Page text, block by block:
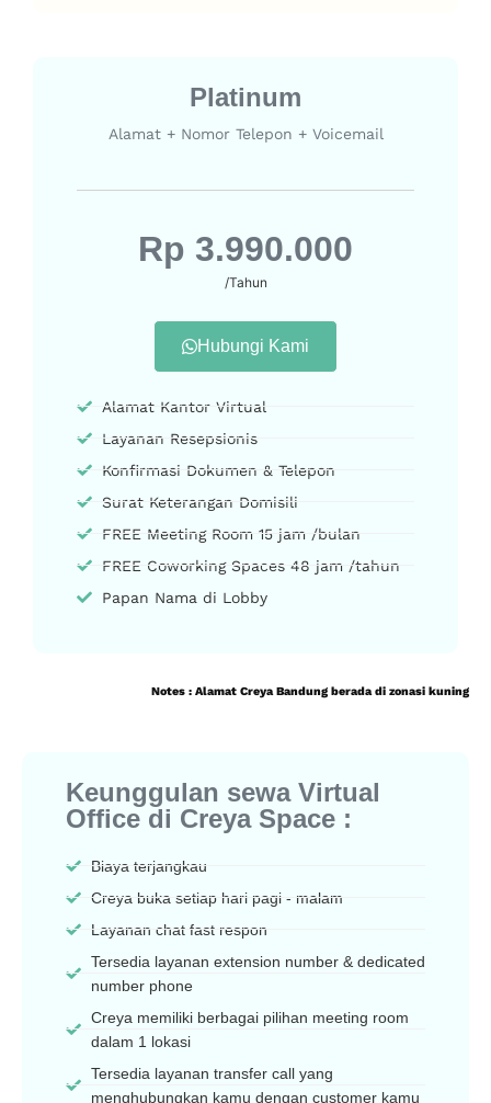
Platinum
Alamat + Nomor Telepon + Voicemail
Rp 3.990.000
/Tahun
Hubungi Kami
Alamat Kantor Virtual
Layanan Resepsionis
Konfirmasi Dokumen & Telepon
Surat Keterangan Domisili
FREE Meeting Room 15 jam /bulan
FREE Coworking Spaces 48 jam /tahun
Papan Nama di Lobby
Notes : Alamat Creya Bandung berada di zonasi kuning
Keunggulan sewa Virtual
Office di Creya Space :
Biaya terjangkau
Creya buka setiap hari pagi - malam
Layanan chat fast respon
Tersedia layanan extension number & dedicated
number phone
Creya memiliki berbagai pilihan meeting room
dalam 1 lokasi
Tersedia layanan transfer call yang
menghubungkan kamu dengan customer kamu